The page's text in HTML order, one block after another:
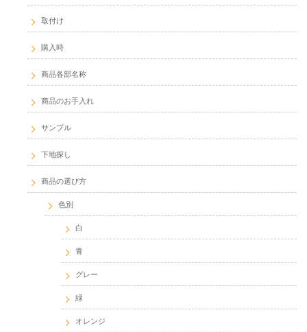
取付け
購入時
商品各部名称
商品のお手入れ
サンプル
下地探し
商品の選び方
色別
白
青
グレー
緑
オレンジ